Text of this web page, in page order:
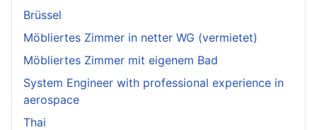
Brüssel
Möbliertes Zimmer in netter WG (vermietet)
Möbliertes Zimmer mit eigenem Bad
System Engineer with professional experience in
aerospace
Thai